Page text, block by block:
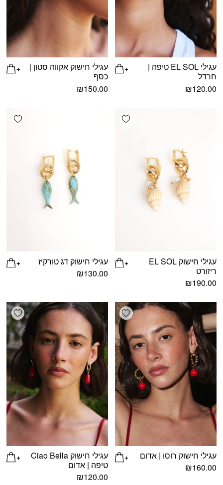
עגילי EL SOL טיפה |
חרדל
₪120.00
עגילי חישוק אקווה סטון |
כסף
₪150.00
Add wishlist
עגילי חישוק EL SOL
ריזורט
₪190.00
עגילי חישוק דג טורקיז
₪130.00
Add wishlist
עגילי חישוק רוסו | אדום
₪160.00
עגילי חישוק Ciao Bella
טיפה | אדום
₪120.00